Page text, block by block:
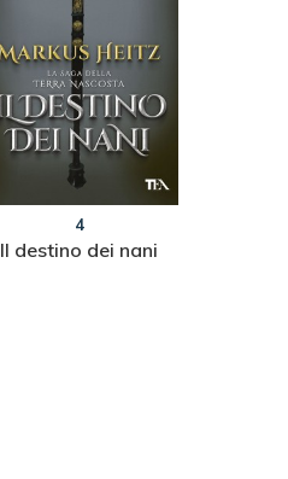
4
Il destino dei nani